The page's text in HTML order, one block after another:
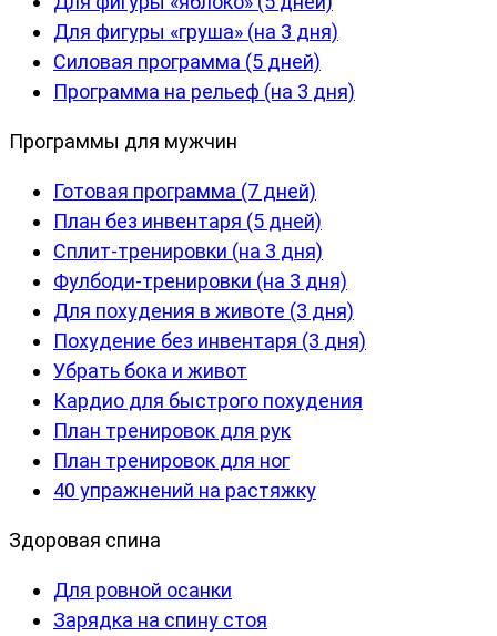
Для фигуры «груша» (на 3 дня)
Силовая программа (5 дней)
Программа на рельеф (на 3 дня)
Программы для мужчин
Готовая программа (7 дней)
План без инвентаря (5 дней)
Сплит-тренировки (на 3 дня)
Фулбоди-тренировки (на 3 дня)
Для похудения в животе (3 дня)
Похудение без инвентаря (3 дня)
Убрать бока и живот
Кардио для быстрого похудения
План тренировок для рук
План тренировок для ног
40 упражнений на растяжку
Здоровая спина
Для ровной осанки
Зарядка на спину стоя